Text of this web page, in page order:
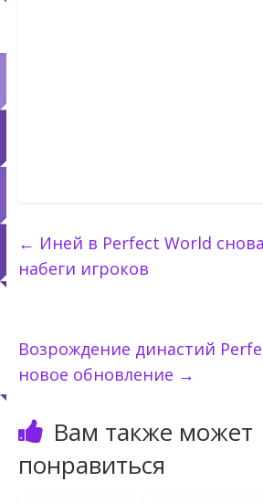
← Иней в Perfect World
набеги игроков
Возрождение династий
новое обновление →
Вам также может
понравиться